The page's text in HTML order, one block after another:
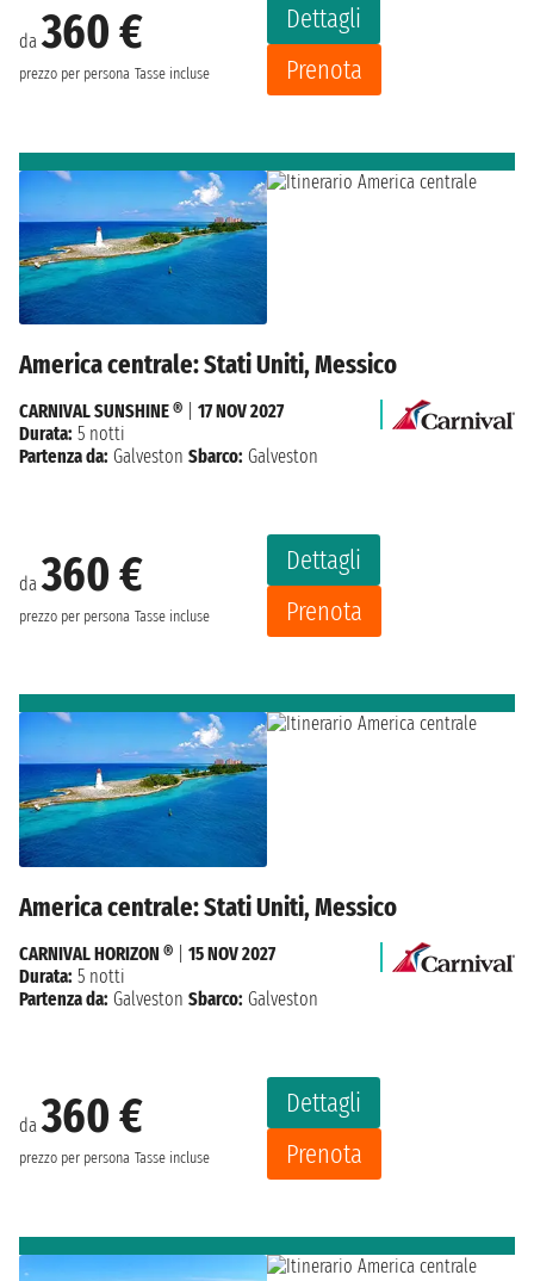
da360 €
prezzo per persona Tasse incluse
Dettagli
Prenota
America centrale: Stati Uniti, Messico
da360 €
prezzo per persona Tasse incluse
Dettagli
Prenota
CARNIVAL SUNSHINE ®
17 NOV 2027
Durata: 5 notti
Partenza da: Galveston Sbarco: Galveston
America centrale: Stati Uniti, Messico
da360 €
prezzo per persona Tasse incluse
Dettagli
Prenota
CARNIVAL HORIZON ®
15 NOV 2027
Durata: 5 notti
Partenza da: Galveston Sbarco: Galveston